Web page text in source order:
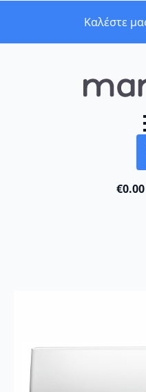
Καλέστε
€0.00